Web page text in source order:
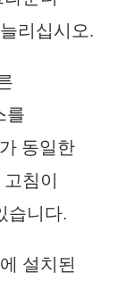
리십시오.
를
동일한
침이
습니다.
설치된